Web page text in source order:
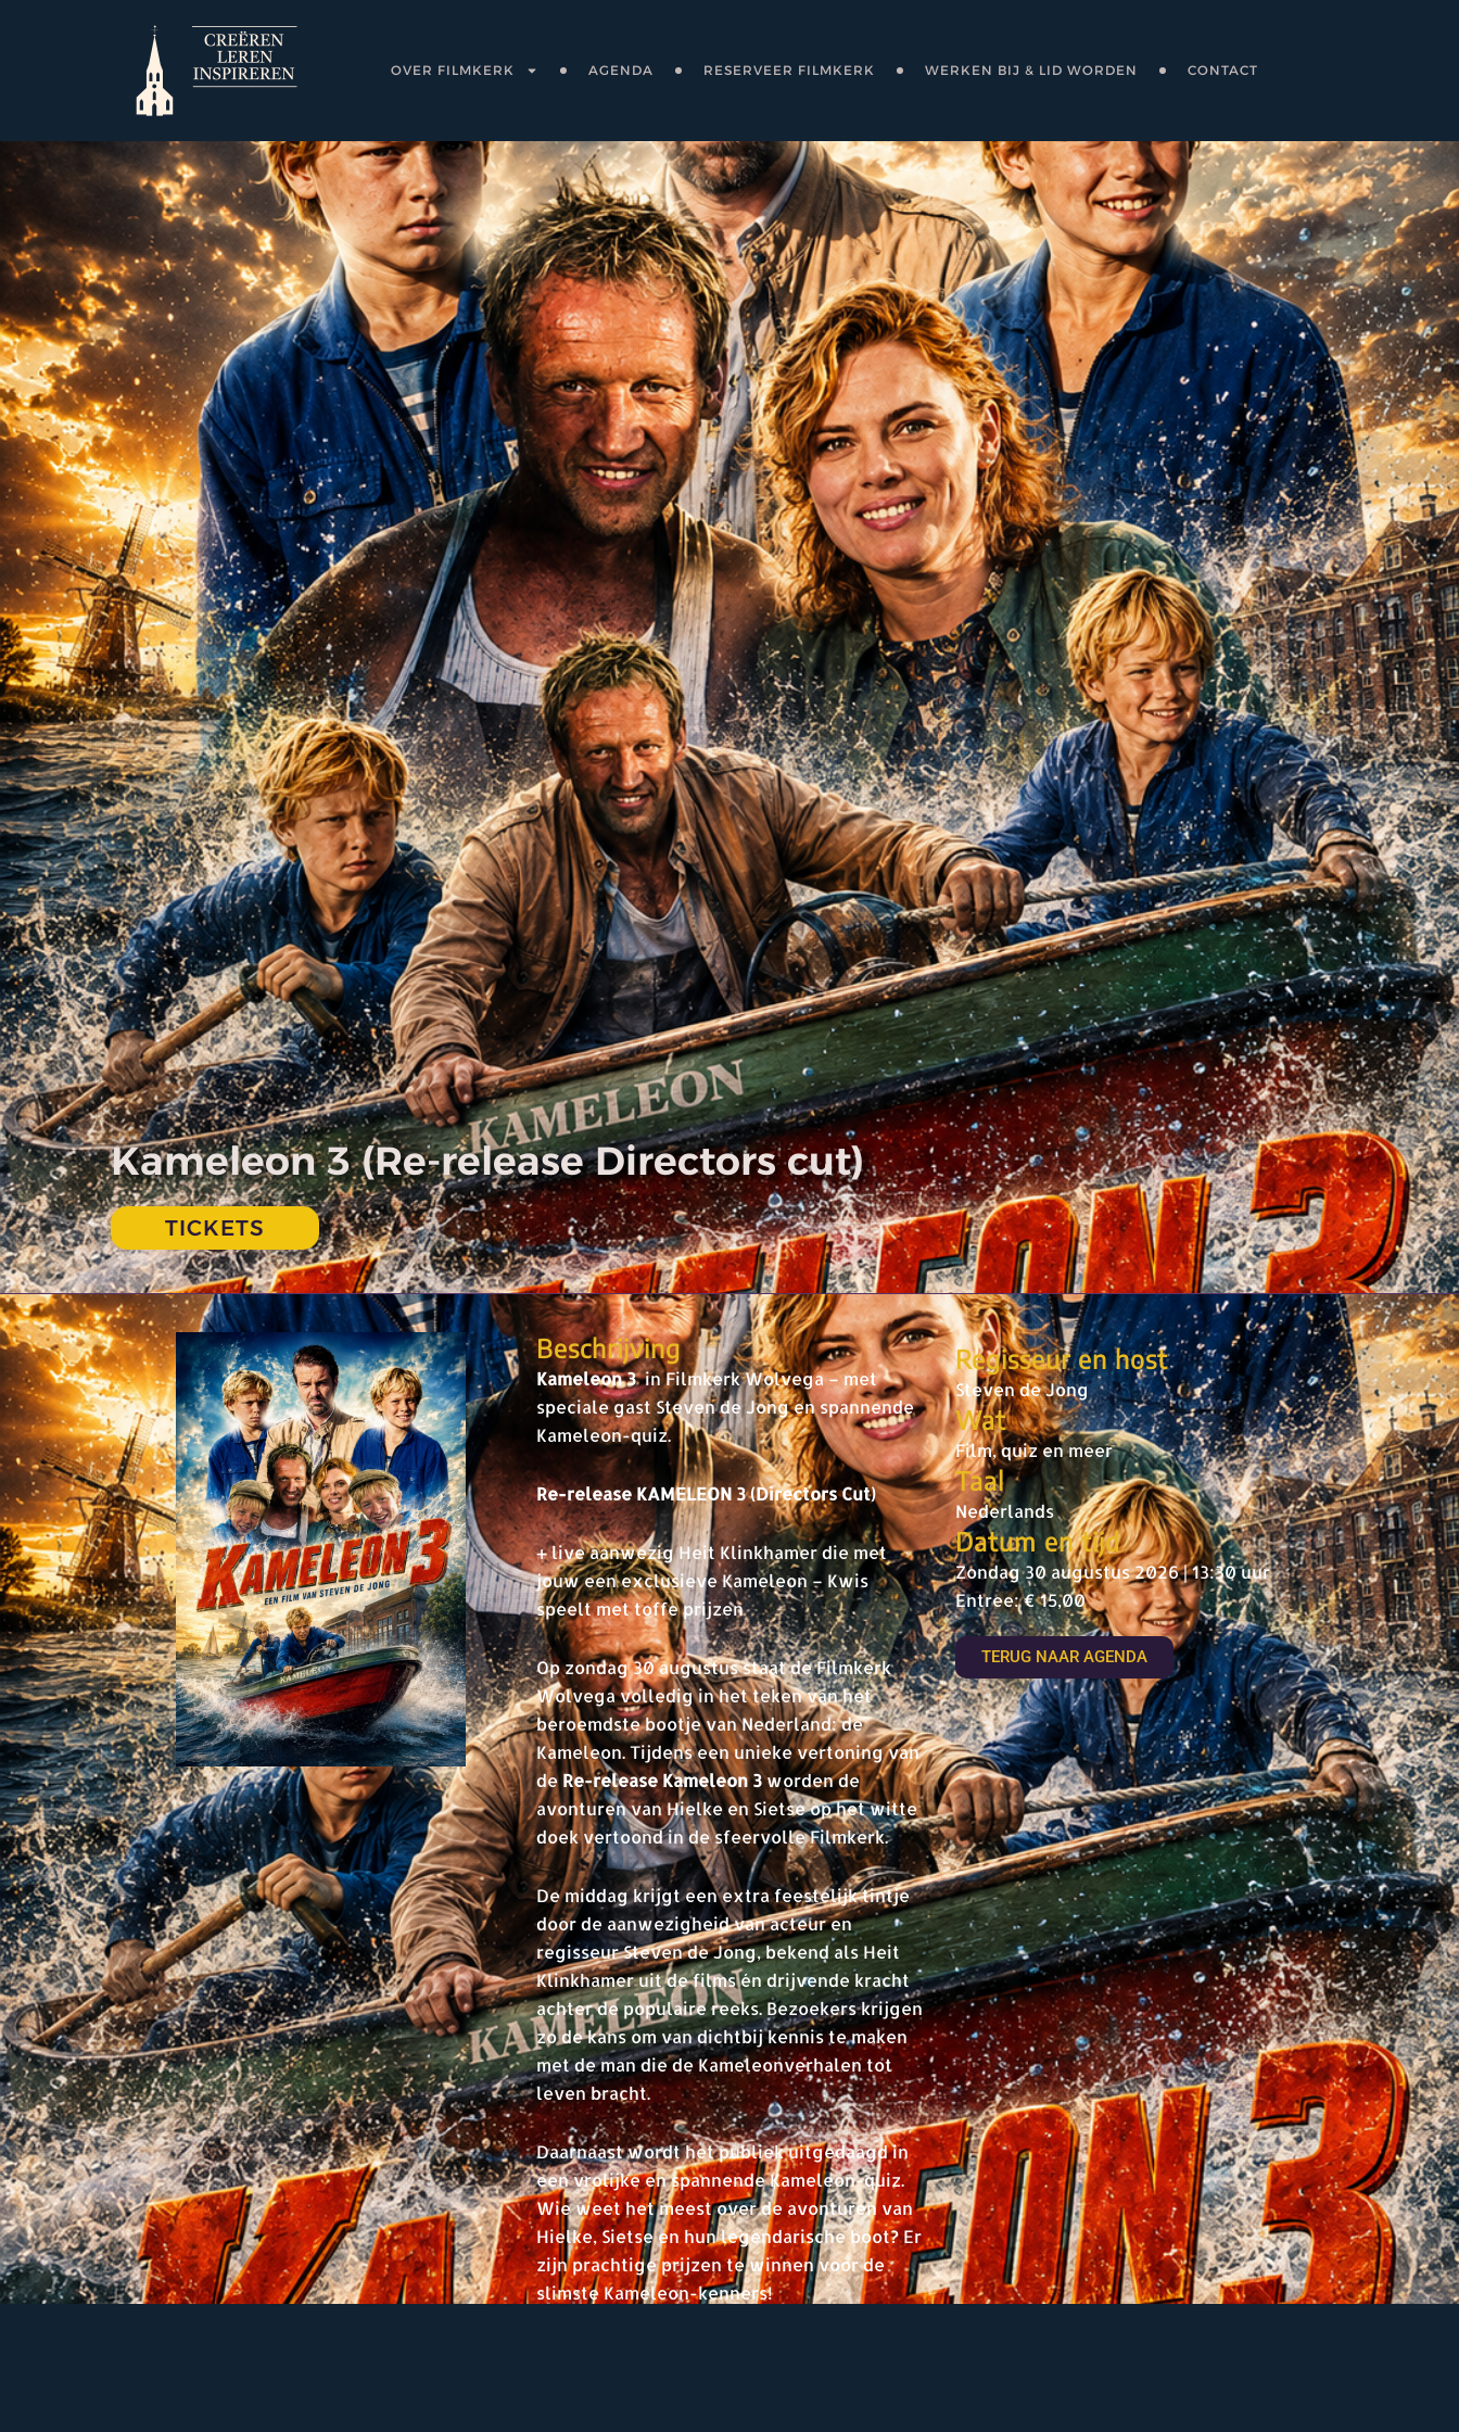
OVER FILMKERK AGENDA RESERVEER FILMKERK WERKEN BIJ & LID WORDEN CONTACT
Kameleon 3 (Re-release Directors cut)
TICKETS
Beschrijving
Kameleon 3in Filmkerk Wolvega – met
speciale gast Steven de Jong en spannende
Kameleon-quiz.
Re-release KAMELEON 3 (Directors Cut)
+ live aanwezig Heit Klinkhamer die met
jouw een exclusieve Kameleon – Kwis
speelt met toffe prijzen
Op zondag 30 augustus staat de Filmkerk
Wolvega volledig in het teken van het
beroemdste bootje van Nederland: de
Kameleon. Tijdens een unieke vertoning van
deRe-release Kameleon 3worden de
avonturen van Hielke en Sietse op het witte
doek vertoond in de sfeervolle Filmkerk.
De middag krijgt een extra feestelijk tintje
door de aanwezigheid van acteur en
regisseur Steven de Jong, bekend als Heit
Klinkhamer uit de films én drijvende kracht
achter de populaire reeks. Bezoekers krijgen
zo de kans om van dichtbij kennis te maken
met de man die de Kameleonverhalen tot
leven bracht.
Daarnaast wordt het publiek uitgedaagd in
een vrolijke en spannende Kameleon-quiz.
Wie weet het meest over de avonturen van
Hielke, Sietse en hun legendarische boot? Er
zijn prachtige prijzen te winnen voor de
slimste Kameleon-kenners!
Regisseur en host
Steven de Jong
Wat
Film, quiz en meer
Taal
Nederlands
Datum en tijd
Zondag 30 augustus 2026 | 13:30 uur
Entree: € 15,00
TERUG NAAR AGENDA